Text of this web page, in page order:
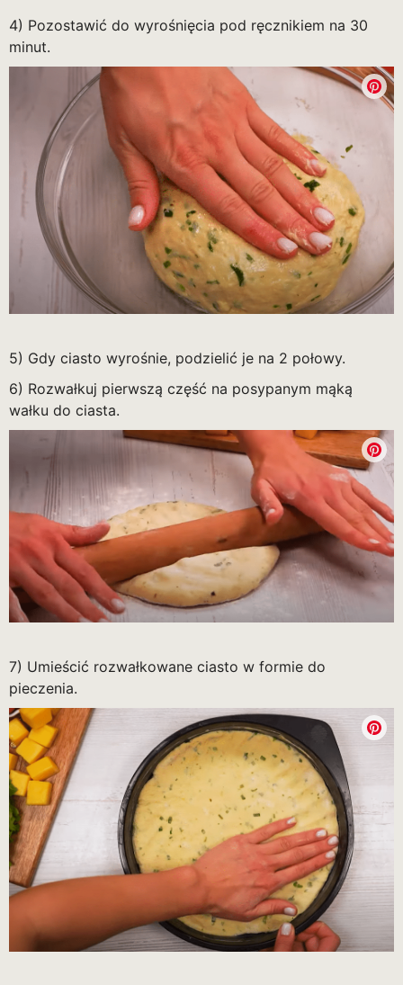
4) Pozostawić do wyrośnięcia pod ręcznikiem na 30
minut.
5) Gdy ciasto wyrośnie, podzielić je na 2 połowy.
6) Rozwałkuj pierwszą część na posypanym mąką
wałku do ciasta.
7) Umieścić rozwałkowane ciasto w formie do
pieczenia.